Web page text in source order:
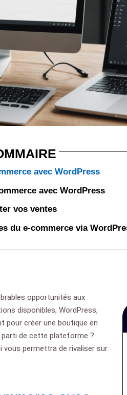
avec WordPress
avec WordPress
vos ventes
du e-commerce via
opportunités aux
disponibles, WordPress,
pour créer une boutique en
de cette plateforme ?
vous permettra de rivaliser sur